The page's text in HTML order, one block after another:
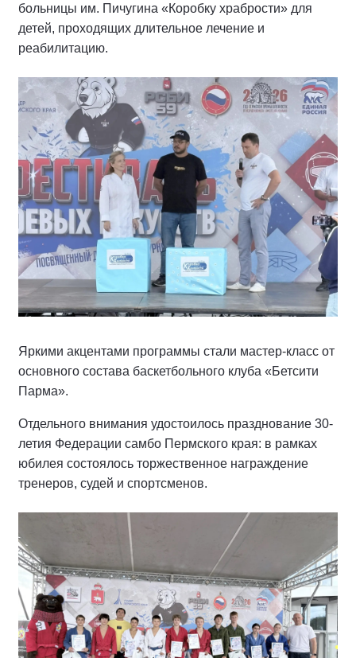
больницы им. Пичугина «Коробку храбрости» для
детей, проходящих длительное лечение и
реабилитацию.
Яркими акцентами программы стали мастер-класс от
основного состава баскетбольного клуба «Бетсити
Парма».
Отдельного внимания удостоилось празднование 30-
летия Федерации самбо Пермского края: в рамках
юбилея состоялось торжественное награждение
тренеров, судей и спортсменов.